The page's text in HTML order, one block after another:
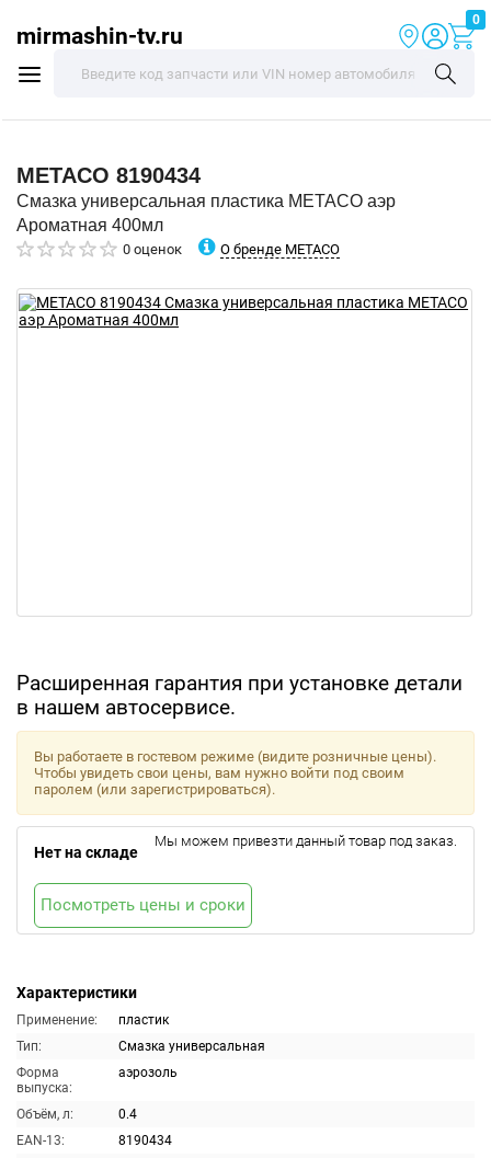
mirmashin-tv.ru
0
METACO 8190434
Смазка универсальная пластика METACO аэр
Ароматная 400мл
0 оценок О бренде METACO
Расширенная гарантия при установке детали
в нашем автосервисе.
Характеристики
Применение:
пластик
Тип:
Смазка универсальная
Форма
выпуска:
аэрозоль
Объём, л:
0.4
EAN-13:
8190434
Вы работаете в гостевом режиме (видите розничные цены).
Чтобы увидеть свои цены, вам нужно войти под своим
паролем (или зарегистрироваться).
Нет на складе
Мы можем привезти данный товар под заказ.
Посмотреть цены и сроки